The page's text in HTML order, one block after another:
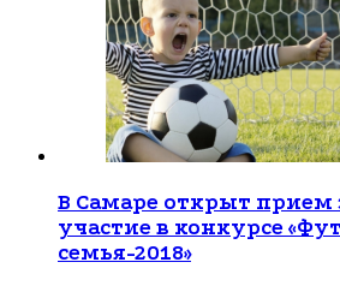
В Самаре открыт прием
участие в конкурсе
семья-2018»